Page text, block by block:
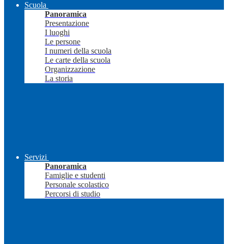
Scuola
Panoramica
Presentazione
I luoghi
Le persone
I numeri della scuola
Le carte della scuola
Organizzazione
La storia
Servizi
Panoramica
Famiglie e studenti
Personale scolastico
Percorsi di studio